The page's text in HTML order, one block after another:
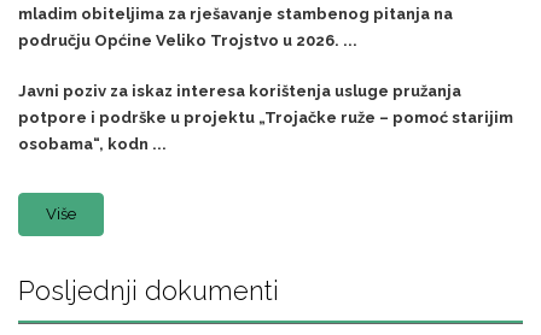
mladim obiteljima za rješavanje stambenog pitanja na
području Općine Veliko Trojstvo u 2026. ...
Javni poziv za iskaz interesa korištenja usluge pružanja
potpore i podrške u projektu „Trojačke ruže – pomoć starijim
osobama“, kodn ...
Više
Posljednji dokumenti